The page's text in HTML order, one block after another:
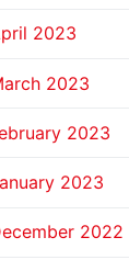
2023
2023
2023
2023
2022